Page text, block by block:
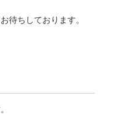
待ちしております。